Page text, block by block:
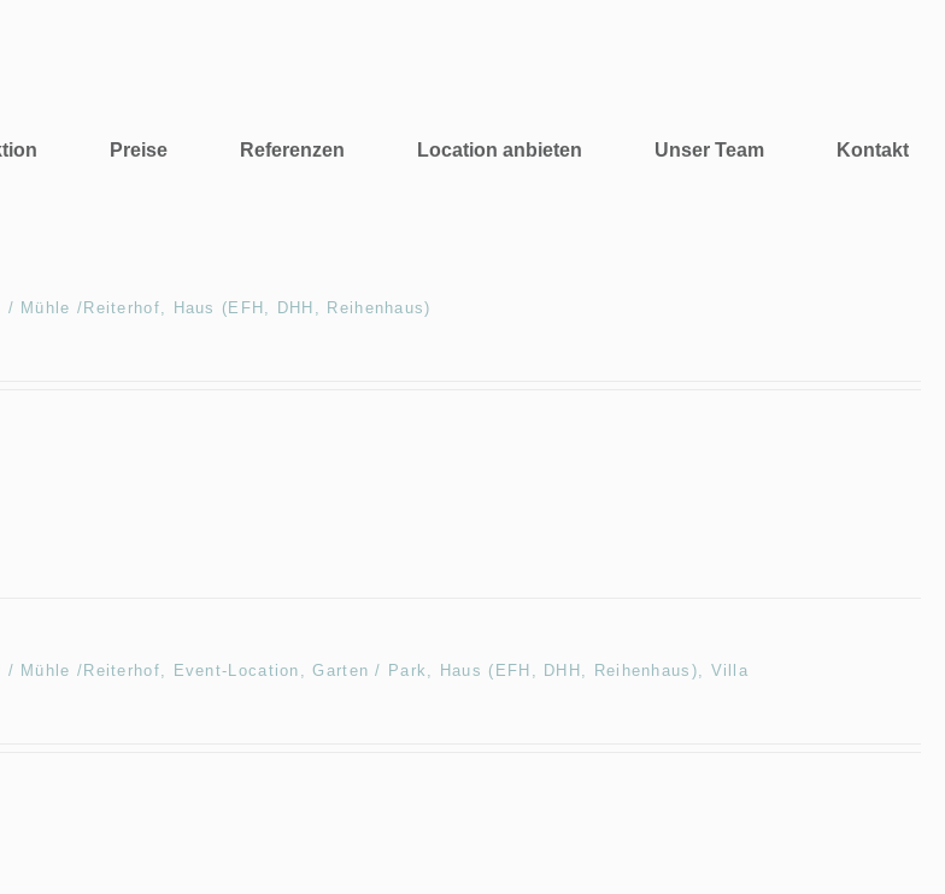
Preise Referenzen Location anbieten Unser Team Kontakt
/ Mühle /Reiterhof, Haus (EFH, DHH, Reihenhaus)
/ Mühle /Reiterhof, Event-Location, Garten / Park, Haus (EFH, DHH, Reihenhaus), Villa